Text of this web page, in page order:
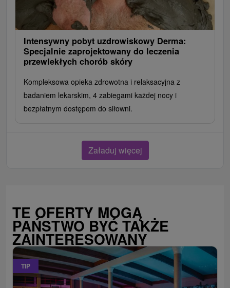
Intensywny pobyt uzdrowiskowy Derma:
Specjalnie zaprojektowany do leczenia
przewlekłych chorób skóry
Kompleksowa opieka zdrowotna i relaksacyjna z
badaniem lekarskim, 4 zabiegami każdej nocy i
bezpłatnym dostępem do siłowni.
Załaduj więcej
TE OFERTY MOGĄ
PAŃSTWO BYĆ TAKŻE
ZAINTERESOWANY
TIP